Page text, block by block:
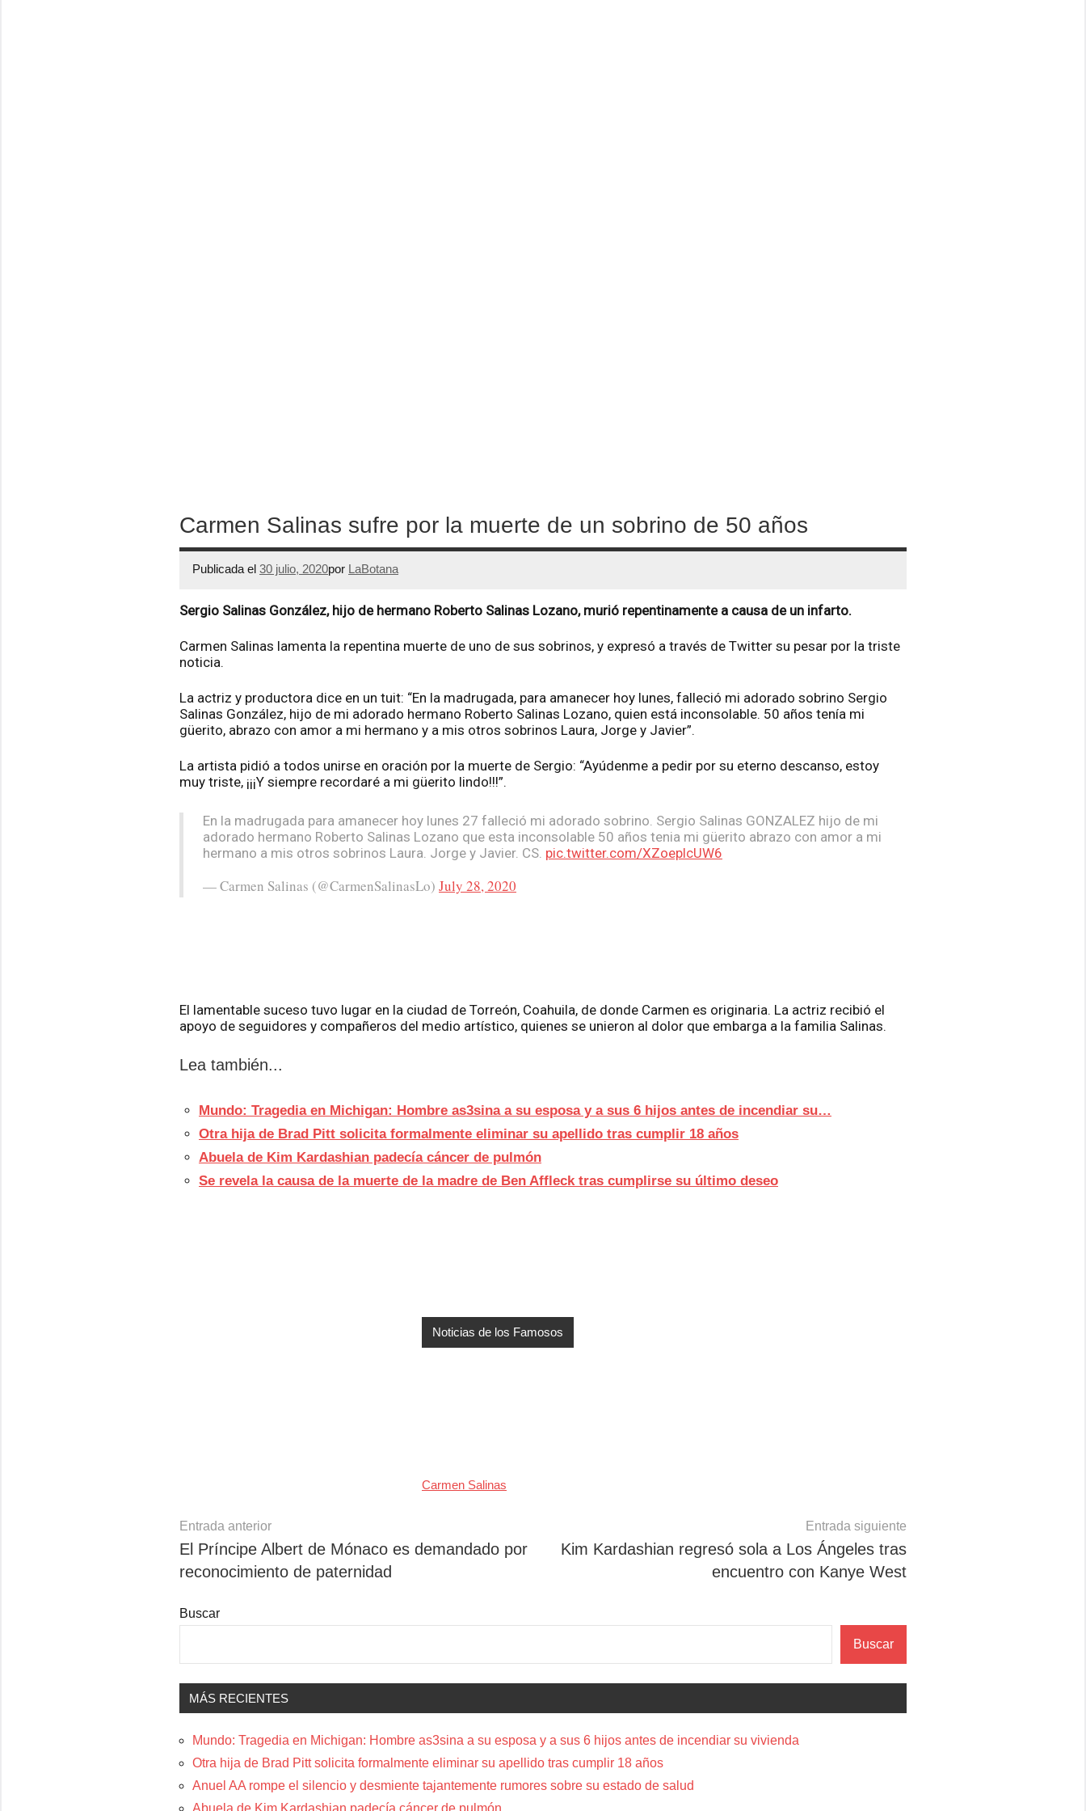
Carmen Salinas sufre por la muerte de un sobrino de 50 años
Publicada el 30 julio, 2020por LaBotana
Sergio Salinas González, hijo de hermano Roberto Salinas Lozano, murió repentinamente a causa de un infarto.
Carmen Salinas lamenta la repentina muerte de uno de sus sobrinos, y expresó a través de Twitter su pesar por la triste
noticia.
La actriz y productora dice en un tuit: “En la madrugada, para amanecer hoy lunes, falleció mi adorado sobrino Sergio
Salinas González, hijo de mi adorado hermano Roberto Salinas Lozano, quien está inconsolable. 50 años tenía mi
güerito, abrazo con amor a mi hermano y a mis otros sobrinos Laura, Jorge y Javier”.
La artista pidió a todos unirse en oración por la muerte de Sergio: “Ayúdenme a pedir por su eterno descanso, estoy
muy triste, ¡¡¡Y siempre recordaré a mi güerito lindo!!!”.
En la madrugada para amanecer hoy lunes 27 falleció mi adorado sobrino. Sergio Salinas GONZALEZ hijo de mi
adorado hermano Roberto Salinas Lozano que esta inconsolable 50 años tenia mi güerito abrazo con amor a mi
hermano a mis otros sobrinos Laura. Jorge y Javier. CS. pic.twitter.com/XZoeplcUW6
— Carmen Salinas (@CarmenSalinasLo) July 28, 2020
El lamentable suceso tuvo lugar en la ciudad de Torreón, Coahuila, de donde Carmen es originaria. La actriz recibió el
apoyo de seguidores y compañeros del medio artístico, quienes se unieron al dolor que embarga a la familia Salinas.
Lea también...
Mundo: Tragedia en Michigan: Hombre as3sina a su esposa y a sus 6 hijos antes de incendiar su…
Otra hija de Brad Pitt solicita formalmente eliminar su apellido tras cumplir 18 años
Abuela de Kim Kardashian padecía cáncer de pulmón
Se revela la causa de la muerte de la madre de Ben Affleck tras cumplirse su último deseo
Noticias de los Famosos
Carmen Salinas
Navegación
de
entradas
Entrada anterior
El Príncipe Albert de Mónaco es demandado por
reconocimiento de paternidad
Entrada siguiente
Kim Kardashian regresó sola a Los Ángeles tras
encuentro con Kanye West
Buscar
Buscar
MÁS RECIENTES
Mundo: Tragedia en Michigan: Hombre as3sina a su esposa y a sus 6 hijos antes de incendiar su vivienda
Otra hija de Brad Pitt solicita formalmente eliminar su apellido tras cumplir 18 años
Anuel AA rompe el silencio y desmiente tajantemente rumores sobre su estado de salud
Abuela de Kim Kardashian padecía cáncer de pulmón